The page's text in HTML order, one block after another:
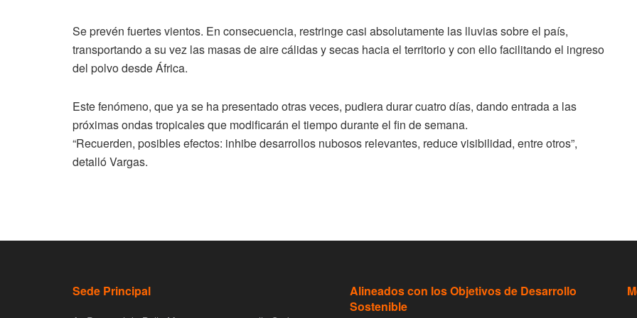
Se prevén fuertes vientos. En consecuencia, restringe casi absolutamente las lluvias sobre el país,
transportando a su vez las masas de aire cálidas y secas hacia el territorio y con ello facilitando el ingreso
del polvo desde África.
Este fenómeno, que ya se ha presentado otras veces, pudiera durar cuatro días, dando entrada a las
próximas ondas tropicales que modificarán el tiempo durante el fin de semana.
“Recuerden, posibles efectos: inhibe desarrollos nubosos relevantes, reduce visibilidad, entre otros”,
detalló Vargas.
Sede Principal
Alineados con los Objetivos de Desarrollo
Sostenible